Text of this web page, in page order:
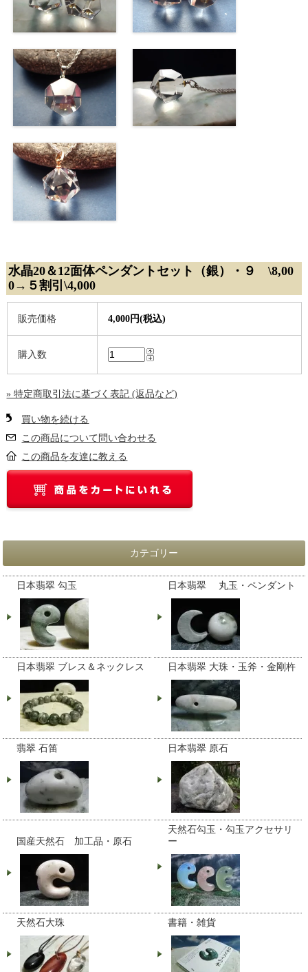
水晶20＆12面体ペンダントセット（銀）・９ \8,00
0→５割引\4,000
販売価格 4,000円(税込)
購入数
» 特定商取引法に基づく表記 (返品など)
買い物を続ける
この商品について問い合わせる
この商品を友達に教える
カテゴリー
日本翡翠 勾玉 日本翡翠 丸玉・ペンダント
日本翡翠 ブレス＆ネックレス 日本翡翠 大珠・玉斧・金剛杵
翡翠 石笛 日本翡翠 原石
国産天然石 加工品・原石
天然石勾玉・勾玉アクセサリ
ー
天然石大珠 書籍・雑貨